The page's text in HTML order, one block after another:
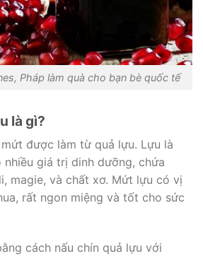
Pháp làm quà cho bạn bè quốc tế
là gì?
được làm từ quả lựu. Lựu là
giá trị dinh dưỡng, chứa
magie, và chất xơ. Mứt lựu có vị
rất ngon miệng và tốt cho sức
cách nấu chín quả lựu với